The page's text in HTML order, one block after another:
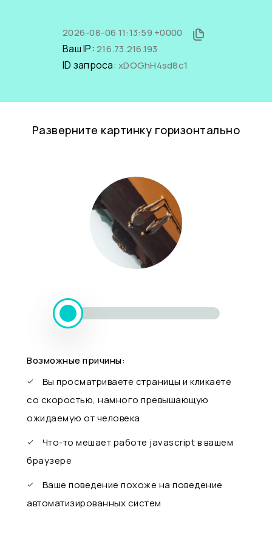
2026-08-06 11:13:59 +0000
Ваш IP: 216.73.216.193
ID запроса: xDOGhH4sd8c1
Разверните картинку горизонтально
Возможные причины:
Вы просматриваете страницы и кликаете
со скоростью, намного превышающую
ожидаемую от человека
Что-то мешает работе javascript в вашем
браузере
Ваше поведение похоже на поведение
автоматизированных систем